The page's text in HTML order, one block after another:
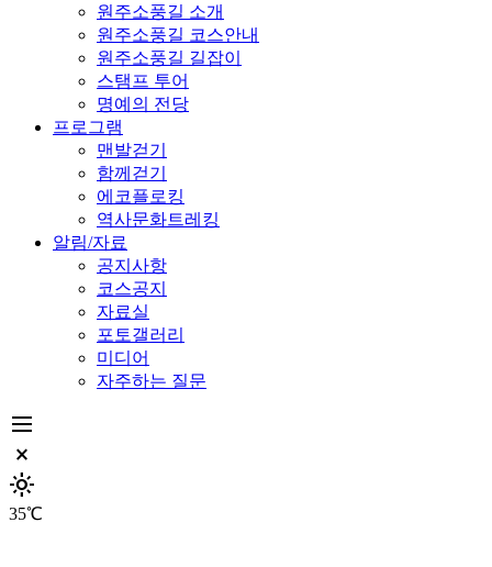
원주소풍길 소개
원주소풍길 코스안내
원주소풍길 길잡이
스탬프 투어
명예의 전당
프로그램
맨발걷기
함께걷기
에코플로킹
역사문화트레킹
알림/자료
공지사항
코스공지
자료실
포토갤러리
미디어
자주하는 질문
dehaze
close_small
light_mode
35℃